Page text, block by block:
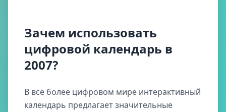
Зачем использовать
цифровой календарь в
2007?
В всё более цифровом мире интерактивный
календарь предлагает значительные